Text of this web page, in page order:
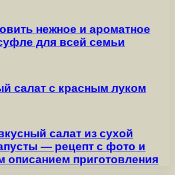
нежное и ароматное
для всей семьи
салат с красным луком
салат из сухой
— рецепт с фото и
описанием приготовления